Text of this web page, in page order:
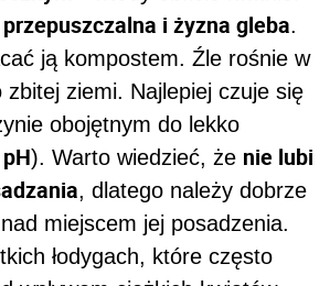
przepuszczalna i żyzna gleba.
ją kompostem. Źle rośnie w
ziemi. Najlepiej czuje się
obojętnym do lekko
). Warto wiedzieć, że nie lubi
, dlatego należy dobrze
miejscem jej posadzenia.
łodygach, które często